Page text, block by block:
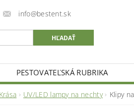
info@bestent.sk
PESTOVATEĽSKÁ RUBRIKA
Krása UV/LED lampy na nechty Klipy